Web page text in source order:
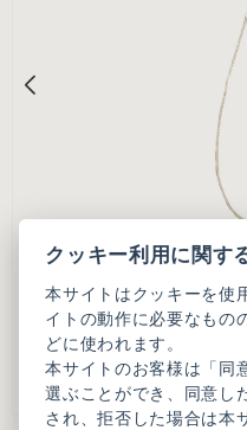
クッキー利用に関す
本サイトはクッキーを使
イトの動作に必要なもの
どに使われます。
本サイトのお客様は「同
選ぶことができ、同意し
され、拒否した場合は本